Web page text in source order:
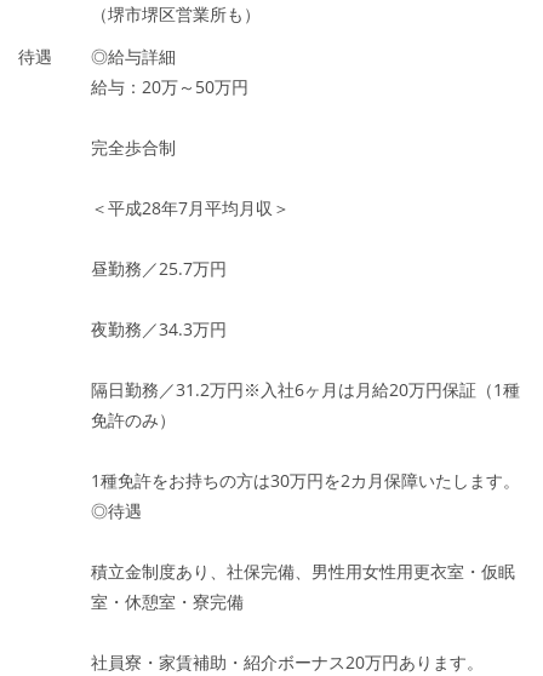
（堺市堺区営業所も）
待遇
◎給与詳細
給与：20万～50万円
完全歩合制
＜平成28年7月平均月収＞
昼勤務／25.7万円
夜勤務／34.3万円
隔日勤務／31.2万円※入社6ヶ月は月給20万円保証（1種
免許のみ）
1種免許をお持ちの方は30万円を2カ月保障いたします。
◎待遇
積立金制度あり、社保完備、男性用女性用更衣室・仮眠
室・休憩室・寮完備
社員寮・家賃補助・紹介ボーナス20万円あります。